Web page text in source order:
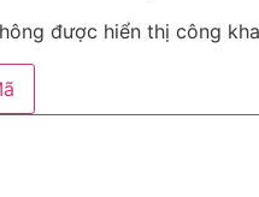
được hiển thị công